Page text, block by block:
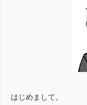
はじめまして。